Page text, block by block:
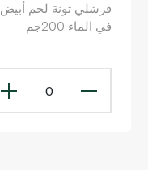
فرشلي تونة لحم أبيض
في الماء 200جم
0